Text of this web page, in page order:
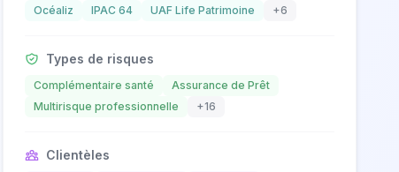
Océaliz IPAC 64 UAF Life Patrimoine +6
Types de risques
Complémentaire santé
Assurance de Prêt
Multirisque professionnelle
+16
Clientèles